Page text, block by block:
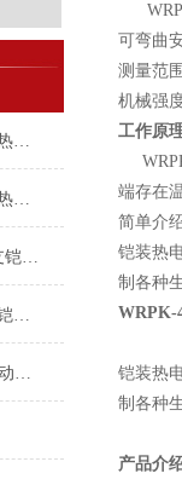
WREK-240隔爆型本安型铠装热电偶使用说明
WRCK-101无固定简易式铠装热电偶
WRCK2-101无固定简易式双支铠装热电偶
上仪WRCK-121无固定防溅式铠装热电偶简介
铠装热电偶WRNK-301上海自动化仪表三厂
可弯曲
测量范
机械强
工作原
端存在
简单介
铠装热
制各种
WRPK-
铠装热
制各种
产品介